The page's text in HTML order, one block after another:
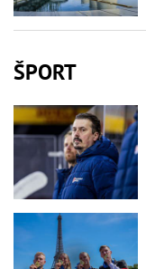
ŠPORT